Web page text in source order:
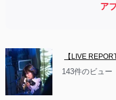
【LIVE
143件のビュー